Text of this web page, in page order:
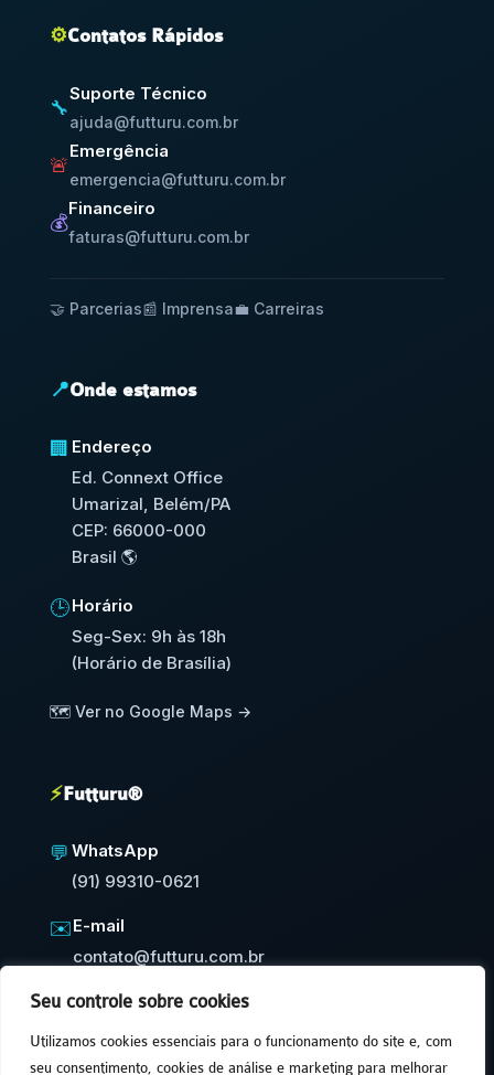
Seu controle sobre cookies
Utilizamos cookies essenciais para o funcionamento do site e, com
seu consentimento, cookies de análise e marketing para melhorar
⚙️Contatos Rápidos
🔧
Suporte Técnico
ajuda@futturu.com.br
🚨
Emergência
emergencia@futturu.com.br
💰
Financeiro
faturas@futturu.com.br
🤝 Parcerias📰 Imprensa💼 Carreiras
📍Onde estamos
🏢 Endereço
Ed. Connext Office
Umarizal, Belém/PA
CEP: 66000-000
Brasil 🌎
🕒Horário
Seg-Sex: 9h às 18h
(Horário de Brasília)
🗺️ Ver no Google Maps →
⚡Futturu®
💬 WhatsApp
(91) 99310-0621
✉️E-mail
contato@futturu.com.br
⚡Resposta em até 24h úteis